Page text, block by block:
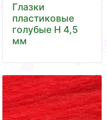
Глазки
пластиковые
голубые Н 4,5
мм